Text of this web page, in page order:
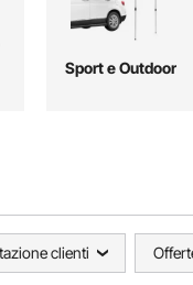
Sport e Outdoor
clienti